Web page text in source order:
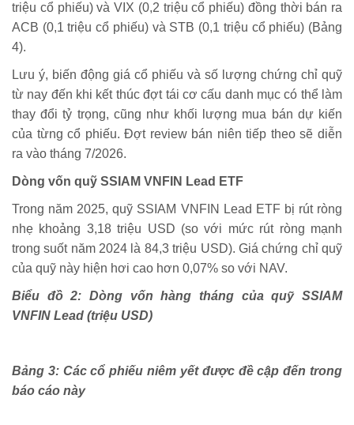
triệu cổ phiếu) và VIX (0,2 triệu cổ phiếu) đồng thời bán ra
ACB (0,1 triệu cổ phiếu) và STB (0,1 triệu cổ phiếu) (Bảng
4).
Lưu ý, biến động giá cổ phiếu và số lượng chứng chỉ quỹ
từ nay đến khi kết thúc đợt tái cơ cấu danh mục có thể làm
thay đổi tỷ trọng, cũng như khối lượng mua bán dự kiến
của từng cổ phiếu. Đợt review bán niên tiếp theo sẽ diễn
ra vào tháng 7/2026.
Dòng vốn quỹ SSIAM VNFIN Lead ETF
Trong năm 2025, quỹ SSIAM VNFIN Lead ETF bị rút ròng
nhẹ khoảng 3,18 triệu USD (so với mức rút ròng mạnh
trong suốt năm 2024 là 84,3 triệu USD). Giá chứng chỉ quỹ
của quỹ này hiện hơi cao hơn 0,07% so với NAV.
Biểu đồ 2: Dòng vốn hàng tháng của quỹ SSIAM
VNFIN Lead (triệu USD)
Bảng 3: Các cổ phiếu niêm yết được đề cập đến trong
báo cáo này